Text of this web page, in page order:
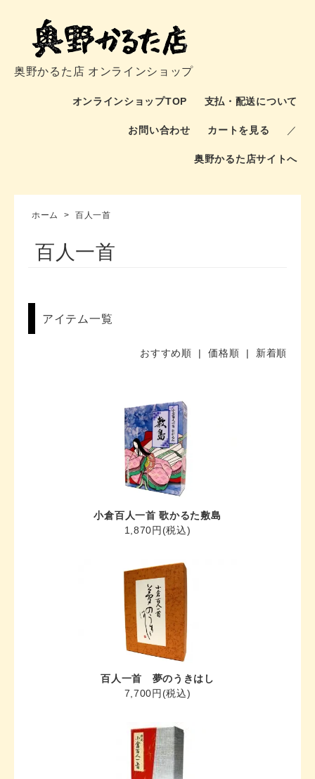
奥野かるた店 オンラインショップ
オンラインショップTOP 支払・配送について
お問い合わせ カートを見る ／
奥野かるた店サイトへ
ホーム > 百人一首
百人一首
アイテム一覧
おすすめ順 |価格順 | 新着順
小倉百人一首 歌かるた敷島
1,870円(税込)
百人一首 夢のうきはし
7,700円(税込)